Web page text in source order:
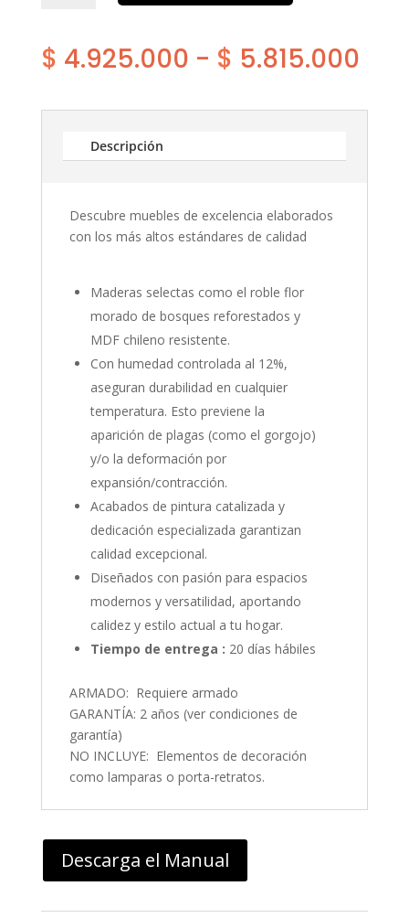
finlandia
3cjns
$ 4.925.000 - $ 5.815.000
de
Descripción
Descubre muebles de excelencia elaborados
con los más altos estándares de calidad
Maderas selectas como el roble flor
morado de bosques reforestados y
MDF chileno resistente.
Con humedad controlada al 12%,
aseguran durabilidad en cualquier
temperatura. Esto previene la
aparición de plagas (como el gorgojo)
y/o la deformación por
expansión/contracción.
Acabados de pintura catalizada y
dedicación especializada garantizan
calidad excepcional.
Diseñados con pasión para espacios
modernos y versatilidad, aportando
calidez y estilo actual a tu hogar.
Tiempo de entrega : 20 días hábiles
ARMADO: Requiere armado
GARANTÍA: 2 años (ver condiciones de
garantía)
NO INCLUYE: Elementos de decoración
como lamparas o porta-retratos.
Descarga el Manual